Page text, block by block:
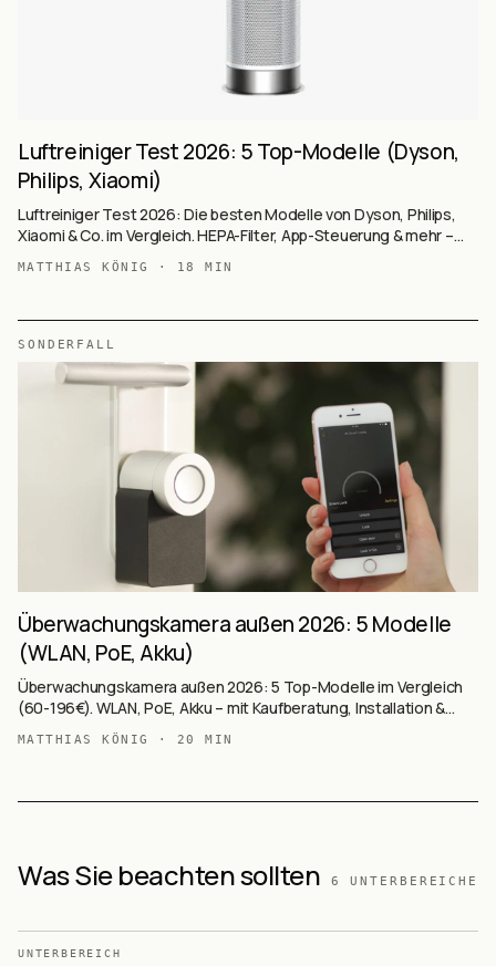
Luftreiniger Test 2026: 5 Top-Modelle (Dyson,
Philips, Xiaomi)
Luftreiniger Test 2026: Die besten Modelle von Dyson, Philips,
Xiaomi & Co. im Vergleich. HEPA-Filter, App-Steuerung & mehr –
Jetzt informieren!
MATTHIAS KÖNIG · 18 MIN
SONDERFALL
Überwachungskamera außen 2026: 5 Modelle
(WLAN, PoE, Akku)
Überwachungskamera außen 2026: 5 Top-Modelle im Vergleich
(60-196€). WLAN, PoE, Akku – mit Kaufberatung, Installation &
rechtlichen Hinweisen.
MATTHIAS KÖNIG · 20 MIN
Was Sie beachten sollten 6 UNTERBEREICHE
UNTERBEREICH